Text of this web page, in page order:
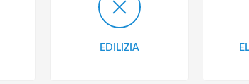
EDILIZIA